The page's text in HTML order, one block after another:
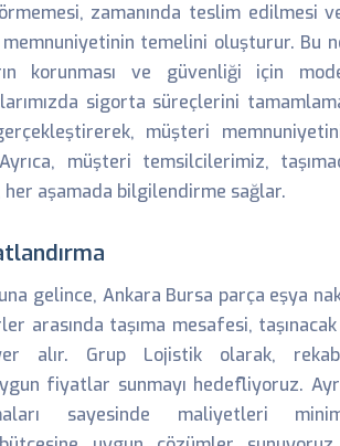
zamanında teslim edilmesi
temelini oluşturur. Bu
korunması ve güvenliği için
sigorta süreçlerini
müşteri
müşteri temsilcilerimiz,
aşamada bilgilendirme sağlar.
gelince, Ankara Bursa parça eşya
arasında taşıma mesafesi,
alır. Grup Lojistik olarak,
fiyatlar sunmayı hedefliyoruz.
sayesinde maliyetleri